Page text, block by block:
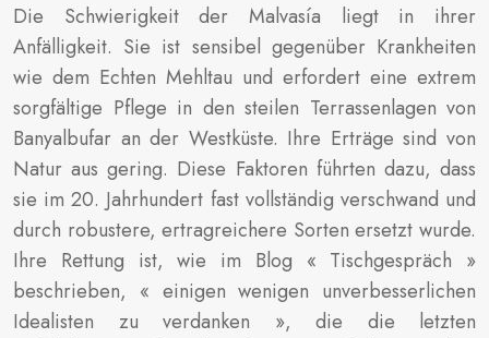
Die Schwierigkeit der Malvasía liegt in ihrer
Anfälligkeit. Sie ist sensibel gegenüber Krankheiten
wie dem Echten Mehltau und erfordert eine extrem
sorgfältige Pflege in den steilen Terrassenlagen von
Banyalbufar an der Westküste. Ihre Erträge sind von
Natur aus gering. Diese Faktoren führten dazu, dass
sie im 20. Jahrhundert fast vollständig verschwand und
durch robustere, ertragreichere Sorten ersetzt wurde.
Ihre Rettung ist, wie im Blog « Tischgespräch »
beschrieben, « einigen wenigen unverbesserlichen
Idealisten zu verdanken », die die letzten